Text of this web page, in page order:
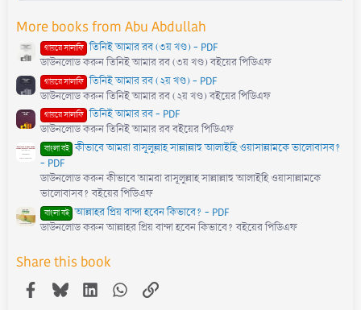
(
s
)
More books from Abu Abdullah
গায়রে সালাফি তিনিই আমার রব (৩য় খণ্ড) - PDF
ডাউনলোড করুন তিনিই আমার রব (৩য় খণ্ড) বইয়ের পিডিএফ
গায়রে সালাফি তিনিই আমার রব (২য় খণ্ড) - PDF
ডাউনলোড করুন তিনিই আমার রব (২য় খণ্ড) বইয়ের পিডিএফ
গায়রে সালাফি তিনিই আমার রব - PDF
ডাউনলোড করুন তিনিই আমার রব বইয়ের পিডিএফ
বাংলা বই কীভাবে আমরা রাসূলুল্লাহ সাল্লাল্লাহু আলাইহি ওয়াসাল্লামকে ভালোবাসব?
- PDF
ডাউনলোড করুন কীভাবে আমরা রাসূলুল্লাহ সাল্লাল্লাহু আলাইহি ওয়াসাল্লামকে
ভালোবাসব? বইয়ের পিডিএফ
বাংলা বই আল্লাহর প্রিয় বান্দা হবেন কিভাবে? - PDF
ডাউনলোড করুন আল্লাহর প্রিয় বান্দা হবেন কিভাবে? বইয়ের পিডিএফ
Share this book
Facebook
BlueskyLinkedInWhatsApp
Link